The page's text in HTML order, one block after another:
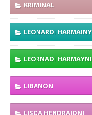
KRIMINAL
LEONARDI HARMAINY
LEORNADI HARMAYNI
LIBANON
LISDA HENDRAJONI